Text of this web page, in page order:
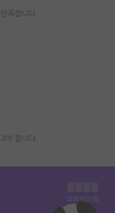
족합니다
합니다.